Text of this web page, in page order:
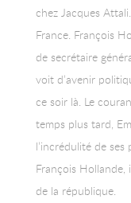
chez Jacques
France. François
de secrétaire
voit d’avenir
ce soir là. Le
temps plus tard,
l’incrédulité de
François Hollande,
de la république.